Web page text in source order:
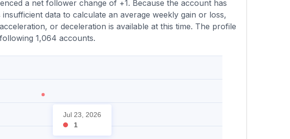
a net follower change of +1. Because the account has
data to calculate an average weekly gain or loss,
or deceleration is available at this time. The profile
1,064 accounts.
Jul 23, 2026
1